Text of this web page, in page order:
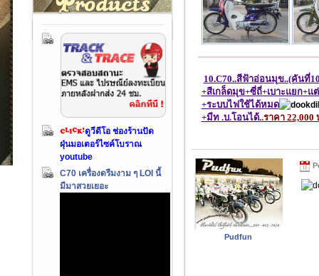
ดูวีดีโอ ช่องร้านปัด
ฝุ่นมอเตอร์ไซค์โบราณ
youtube
C70 เครื่องดรีมงาม ๆ LOI นี้
มีมาสวยเยอะ
10.C70..สีฟ้าอ่อนมุข..(คันที่
+สีเกล็ดมุข+ซี่ถี่+เบาะแยก+แต่
+ระบบไฟใช้ได้หมด
+มีท .บ.โอนได้..ราคา 22,000
Pudfun